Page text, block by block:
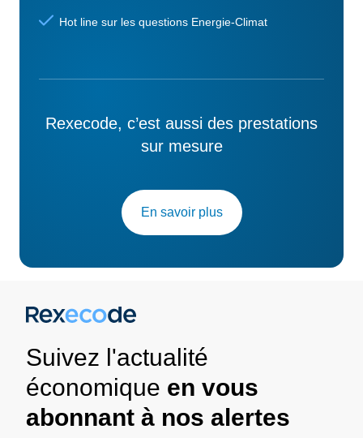
Hot line sur les questions Energie-Climat
Rexecode, c’est aussi des prestations
sur mesure
En savoir plus
Suivez l'actualité
économique en vous
abonnant à nos alertes